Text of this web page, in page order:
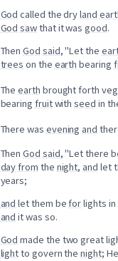
God called the dryland
God sawthat it wasgood.
ThenGod said, "Let the
trees on the earth bearing
Theearth brought forth
bearing fruitwithseed in
There was evening and
ThenGod said, "Let there
dayfrom the night, and let
years;
and let them beforlights
and it was so.
God made the two great
lightto govern thenight;